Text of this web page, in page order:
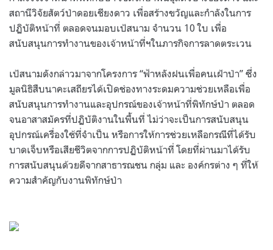
สถานีวิจัยสัตว์ป่าดอยเชียงดาว เพื่อสร้างขวัญและกำลังในการ
ปฏิบัติหน้าที่ ตลอดจนมอบเป้สนาม จำนวน 10ใบ เพื่อ
สนับสนุนการทำงานของเจ้าหน้าที่ฯในภารกิจการลาดตระเวน
เป้สนามดังกล่าวมาจากโครงการ “ฟ้าหลังฝนเพื่อคนเฝ้าป่า” ซึ่ง
มูลนิธิสืบนาคะเสถียรได้เปิดช่องทางระดมความช่วยเหลือเพื่อ
สนับสนุนการทำงานและอุปกรณ์ของเจ้าหน้าที่พิทักษ์ป่า ตลอด
จนอาสาสมัครที่ปฏิบัติงานในพื้นที่ ไม่ว่าจะเป็นการสนับสนุน
อุปกรณ์เครื่องใช้ที่จำเป็น หรือการให้การช่วยเหลือกรณีที่ได้รับ
บาดเจ็บหรือเสียชีวิตจากการปฏิบัติหน้าที่ โดยที่ผ่านมาได้รับ
การสนับสนุนด้วยดีจากสาธารณชน กลุ่ม และ องค์กรต่าง ๆ ที่ให้
ความสำคัญกับงานพิทักษ์ป่า